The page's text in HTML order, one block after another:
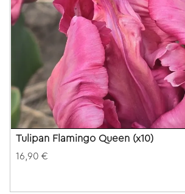
Tulipan Flamingo Queen (x10)
16,90 €